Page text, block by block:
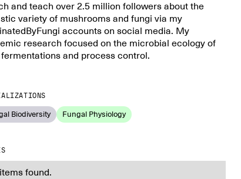
and teach over 2.5 million followers about the
variety of mushrooms and fungi via my
accounts on social media. My
research focused on the microbial ecology of
and process control.
Biodiversity Fungal Physiology
found.